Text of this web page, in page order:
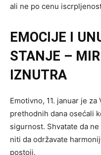
ali ne po cenu
EMOCIJE I
STANJE –
IZNUTRA
Emotivno, 11. januar je
prethodnih dana osećali
sigurnost. Shvatate da
niti da održavate
postoji.